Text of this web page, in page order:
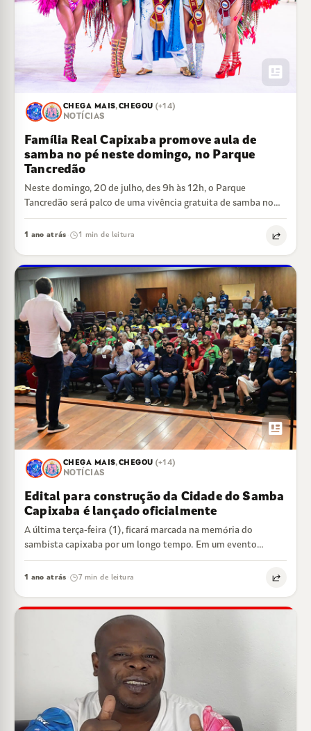
newsmode
CHEGA MAIS,CHEGOU (+14)
NOTÍCIAS
Família Real Capixaba promove aula de
samba no pé neste domingo, no Parque
Tancredão
Neste domingo, 20 de julho, des 9h às 12h, o Parque
Tancredão será palco de uma vivência gratuita de samba no
pé,…
1 ano atrás 1 min de leitura
newsmode
CHEGA MAIS,CHEGOU (+14)
NOTÍCIAS
Edital para construção da Cidade do Samba
Capixaba é lançado oficialmente
A última terça-feira (1), ficará marcada na memória do
sambista capixaba por um longo tempo. Em um evento
aberto ao público, a…
1 ano atrás 7 min de leitura